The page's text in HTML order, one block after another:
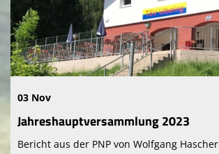
03 Nov
Jahreshauptversammlung 2023
Bericht aus der PNP von Wolfgang Hascher